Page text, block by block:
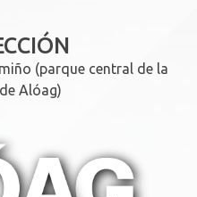
(parque central de la
Alóag)